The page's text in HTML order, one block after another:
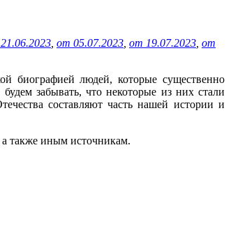
от 05.07.2023 от 19.07.2023 от
биографией людей, которые существенно
забывать, что некоторые из них стали
составляют часть нашей истории и
также иным источникам.